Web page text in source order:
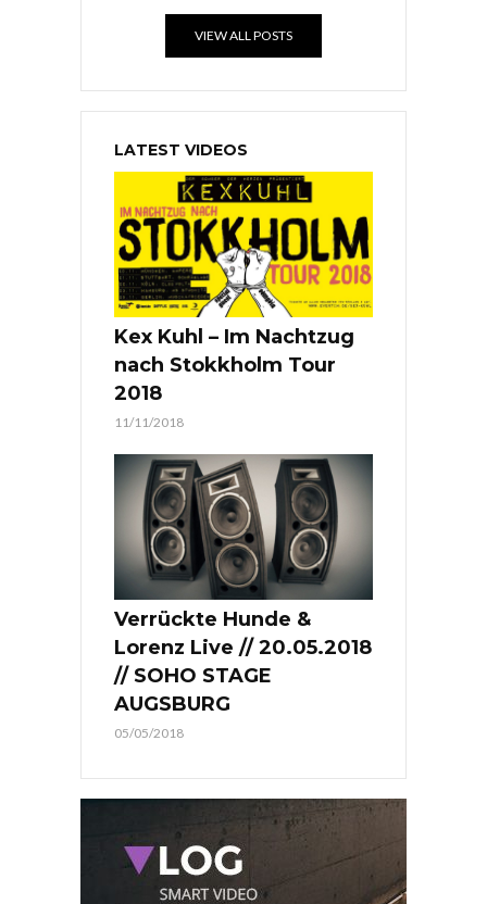
VIEW ALL POSTS
LATEST VIDEOS
Kex Kuhl – Im Nachtzug
nach Stokkholm Tour
2018
11/11/2018
Verrückte Hunde &
Lorenz Live // 20.05.2018
// SOHO STAGE
AUGSBURG
05/05/2018